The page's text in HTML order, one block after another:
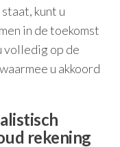
kunt u
in de toekomst
volledig op de
u akkoord
rekening